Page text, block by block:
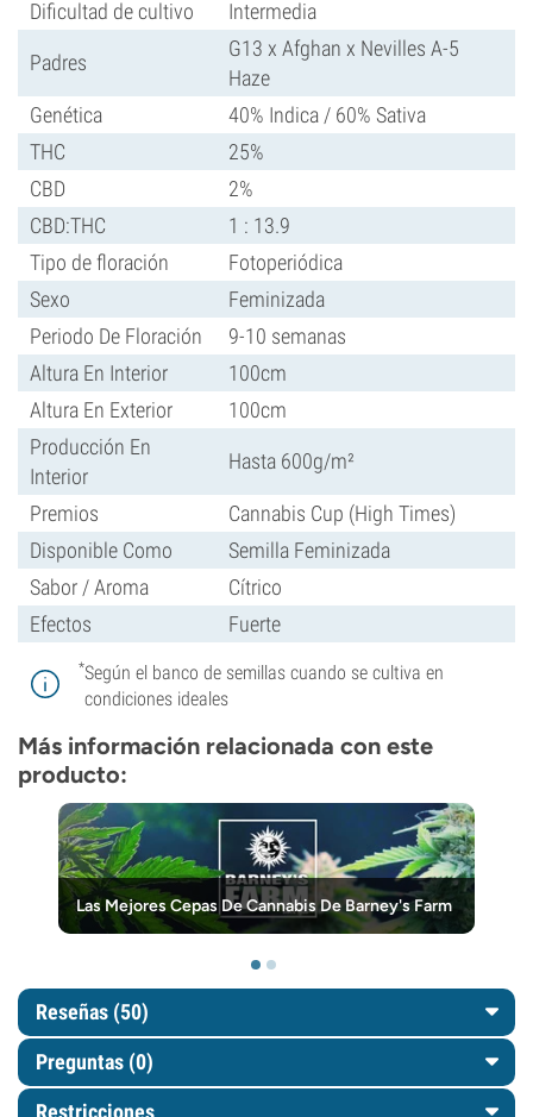
Dificultad de cultivo Intermedia
Padres
G13 x Afghan x Nevilles A-5
Haze
Genética
40% Indica / 60% Sativa
THC
25%
CBD
2%
CBD:THC
1 : 13.9
Tipo de floración
Fotoperiódica
Sexo
Feminizada
Periodo De Floración
9-10 semanas
Altura En Interior
100cm
Altura En Exterior
100cm
Producción En
Interior
Hasta 600g/m²
Premios
Cannabis Cup (High Times)
Disponible Como
Semilla Feminizada
Sabor / Aroma
Cítrico
Efectos
Fuerte
*Según el banco de semillas cuando se cultiva en
condiciones ideales
Más información relacionada con este
producto:
Las Mejores Cepas De Cannabis De Barney's Farm
Reseñas (50)
Preguntas (0)
Restricciones